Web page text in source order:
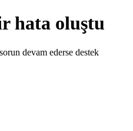
hata oluştu
devam ederse destek